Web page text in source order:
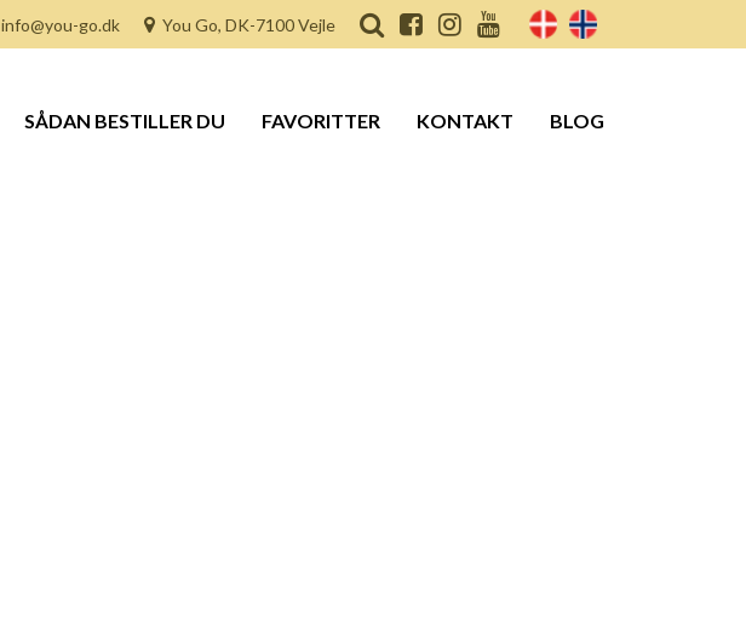
info@you-go.dk You Go, DK-7100 Vejle
SÅDAN BESTILLER DU FAVORITTER KONTAKT BLOG